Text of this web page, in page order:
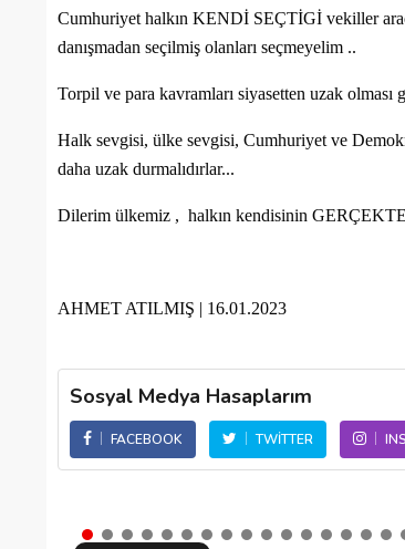
Cumhuriyet halkın KENDİ SEÇTİGİ vekiller
danışmadan seçilmiş olanları seçmeyelim ..
Torpil ve para kavramları siyasetten uzak olması
Halk sevgisi, ülke sevgisi, Cumhuriyet ve
daha uzak durmalıdırlar...
Dilerim ülkemiz , halkın kendisinin
AHMET ATILMIŞ | 16.01.2023
Sosyal Medya Hasaplarım
FACEBOOK TWITTER